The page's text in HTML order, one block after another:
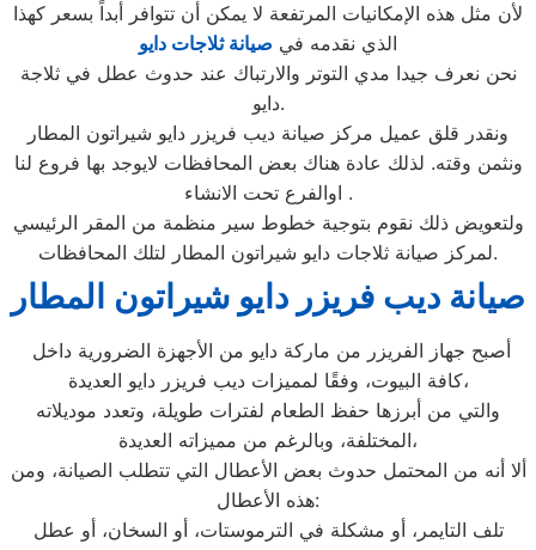
لأن مثل هذه الإمكانيات المرتفعة لا يمكن أن تتوافر أبداً بسعر كهذا
الذي نقدمه في صيانة ثلاجات دايو
نحن نعرف جيدا مدي التوتر والارتباك عند حدوث عطل في ثلاجة
دايو.
ونقدر قلق عميل مركز صيانة ديب فريزر دايو شيراتون المطار
ونثمن وقته. لذلك عادة هناك بعض المحافظات لايوجد بها فروع لنا
اوالفرع تحت الانشاء .
ولتعويض ذلك نقوم بتوجية خطوط سير منظمة من المقر الرئيسي
لمركز صيانة ثلاجات دايو شيراتون المطار لتلك المحافظات.
صيانة ديب فريزر دايو شيراتون المطار
كافة البيوت، وفقًا لمميزات ديب فريزر دايو العديدة،
والتي من أبرزها حفظ الطعام لفترات طويلة، وتعدد موديلاته
المختلفة، وبالرغم من مميزاته العديدة،
ألا أنه من المحتمل حدوث بعض الأعطال التي تتطلب الصيانة، ومن
هذه الأعطال:
تلف التايمر، أو مشكلة في الترموستات، أو السخان، أو عطل